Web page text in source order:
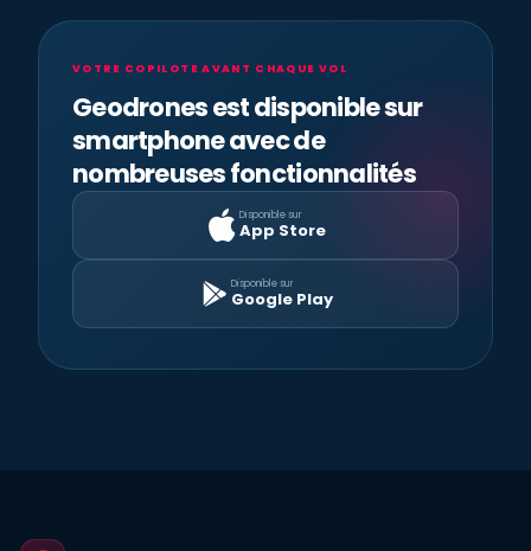
VOTRE COPILOTE AVANT CHAQUE VOL
Geodrones est disponible sur
smartphone avec de
nombreuses fonctionnalités
Disponible sur
App Store
Disponible sur
Google Play